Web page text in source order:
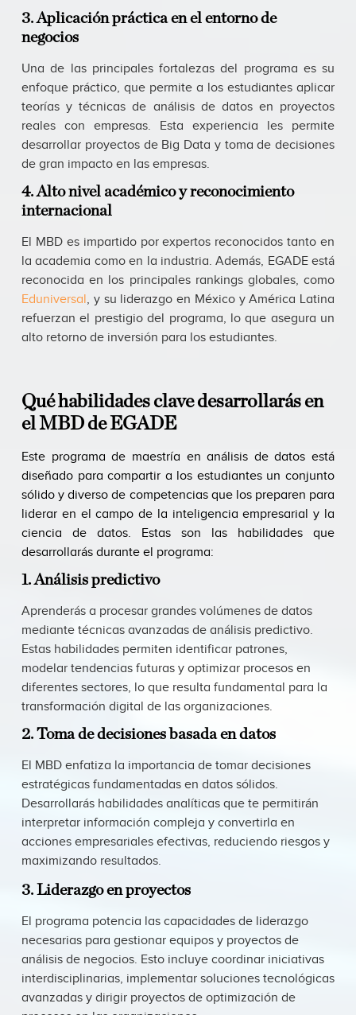
3. Aplicación práctica en el entorno de
negocios
Una de las principales fortalezas del programa es su
enfoque práctico, que permite a los estudiantes aplicar
teorías y técnicas de análisis de datos en proyectos
reales con empresas. Esta experiencia les permite
desarrollar proyectos de Big Data y toma de decisiones
de gran impacto en las empresas.
4. Alto nivel académico y reconocimiento
internacional
El MBD es impartido por expertos reconocidos tanto en
la academia como en la industria. Además, EGADE está
reconocida en los principales rankings globales, como
Eduniversal, y su liderazgo en México y América Latina
refuerzan el prestigio del programa, lo que asegura un
alto retorno de inversión para los estudiantes.
Qué habilidades clave desarrollarás en
el MBD de EGADE
Este programa de maestría en análisis de datos está
diseñado para compartir a los estudiantes un conjunto
sólido y diverso de competencias que los preparen para
liderar en el campo de la inteligencia empresarial y la
ciencia de datos. Estas son las habilidades que
desarrollarás durante el programa:
1. Análisis predictivo
Aprenderás a procesar grandes volúmenes de datos
mediante técnicas avanzadas de análisis predictivo.
Estas habilidades permiten identificar patrones,
modelar tendencias futuras y optimizar procesos en
diferentes sectores, lo que resulta fundamental para la
transformación digital de las organizaciones.
2. Toma de decisiones basada en datos
El MBD enfatiza la importancia de tomar decisiones
estratégicas fundamentadas en datos sólidos.
Desarrollarás habilidades analíticas que te permitirán
interpretar información compleja y convertirla en
acciones empresariales efectivas, reduciendo riesgos y
maximizando resultados.
3. Liderazgo en proyectos
El programa potencia las capacidades de liderazgo
necesarias para gestionar equipos y proyectos de
análisis de negocios. Esto incluye coordinar iniciativas
interdisciplinarias, implementar soluciones tecnológicas
avanzadas y dirigir proyectos de optimización de